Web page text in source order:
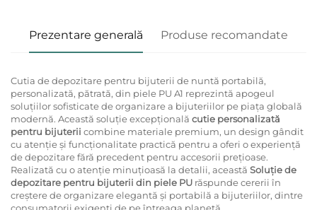
Prezentare generală Produse recomandate
Cutia de depozitare pentru bijuterii de nuntă portabilă,
personalizată, pătrată, din piele PU A1 reprezintă apogeul
soluțiilor sofisticate de organizare a bijuteriilor pe piața globală
modernă. Această soluție excepțională cutie personalizată
pentru bijuterii combine materiale premium, un design gândit
cu atenție și funcționalitate practică pentru a oferi o experiență
de depozitare fără precedent pentru accesorii prețioase.
Realizată cu o atenție minuțioasă la detalii, această Soluție de
depozitare pentru bijuterii din piele PU răspunde cererii în
creștere de organizare elegantă și portabilă a bijuteriilor, dintre